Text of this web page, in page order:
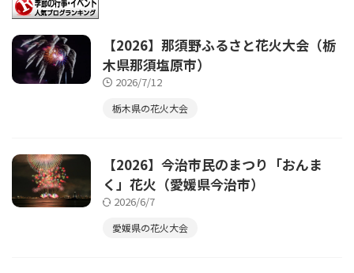
【2026】那須野ふるさと花火大会（栃
木県那須塩原市）
2026/7/12
栃木県の花火大会
【2026】今治市民のまつり「おんま
く」花火（愛媛県今治市）
2026/6/7
愛媛県の花火大会